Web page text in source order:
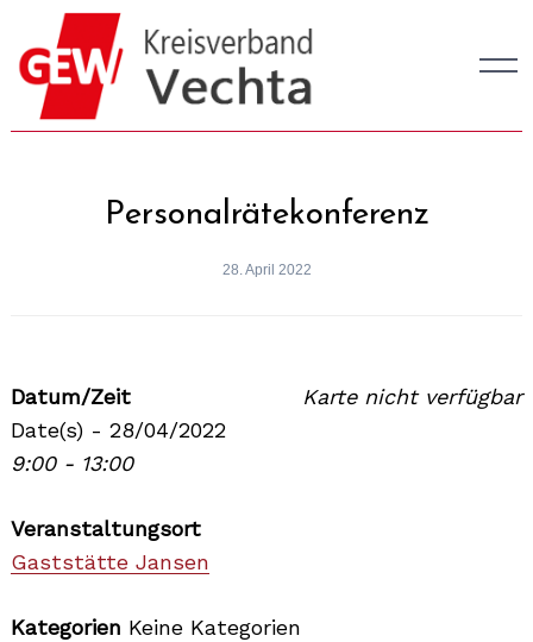
content
Personalrätekonferenz
28. April 2022
Karte nicht verfügbar
Datum/Zeit
Date(s) - 28/04/2022
9:00 - 13:00
Veranstaltungsort
Gaststätte Jansen
Kategorien Keine Kategorien